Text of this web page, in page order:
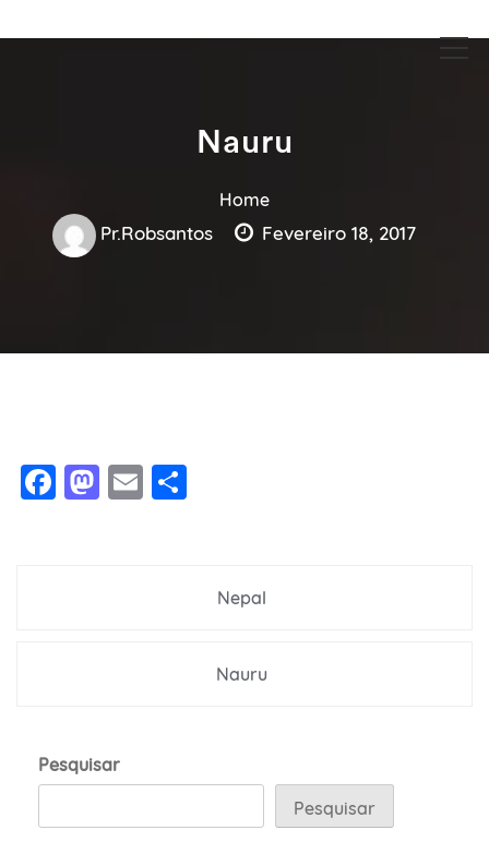
Guia Acesse encontre empresas
Nauru
Home
Pr.robsantos Fevereiro 18, 2017
Facebook
Mastodon
Email
Nepal
Nauru
Pesquisar
Pesquisar